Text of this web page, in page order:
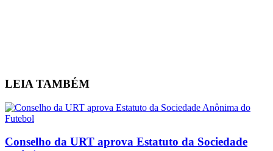
LEIA TAMBÉM
Conselho da URT aprova Estatuto da Sociedade